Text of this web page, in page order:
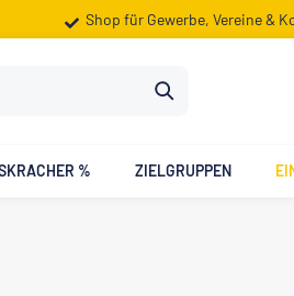
Shop für Gewerbe, Vereine &
% ZIELGRUPPEN